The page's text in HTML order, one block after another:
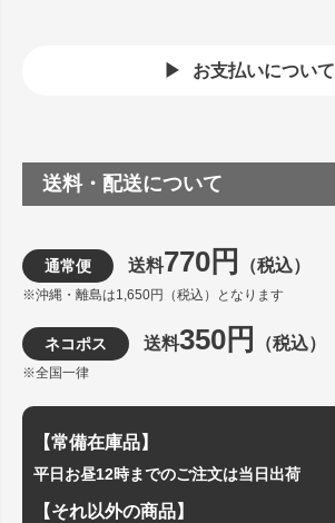
お支払いについて
送料・配送について
通常便 送料770円 （税込）
※沖縄・離島は1,650円（税込）となります
ネコポス 送料350円 （税込）
※全国一律
【常備在庫品】
平日お昼12時までのご注文は当日出荷
【それ以外の商品】